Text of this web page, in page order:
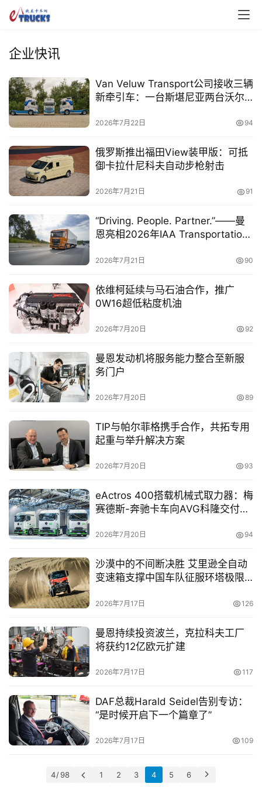
页
家
资
视
专
题
社
区
登录
企业快讯
Van Veluw Transport公司接收三辆
新牵引车：一台斯堪尼亚两台沃尔
2026年7月22日 94
俄罗斯推出福田View装甲版：可抵
御卡拉什尼科夫自动步枪射击
2026年7月21日 91
“Driving. People. Partner.”——曼
恩亮相2026年IAA Transportation
2026年7月21日 90
依维柯延续与马石油合作，推广
0W16超低粘度机油
2026年7月20日 92
曼恩发动机将服务能力整合至新服
务门户
2026年7月20日 89
TIP与帕尔菲格携手合作，共拓专用
起重与举升解决方案
2026年7月20日 93
eActros 400搭载机械式取力器：梅
赛德斯-奔驰卡车向AVG科隆交付自
2026年7月20日 94
沙漠中的不间断决胜 艾里逊全自动
变速箱支撑中国车队征服环塔极限
2026年7月17日 126
曼恩持续投资波兰，克拉科夫工厂
将获约12亿欧元扩建
2026年7月17日 117
DAF总裁Harald Seidel告别专访：
“是时候开启下一个篇章了”
2026年7月17日 109
4 / 98 1 2 3 4 5 6